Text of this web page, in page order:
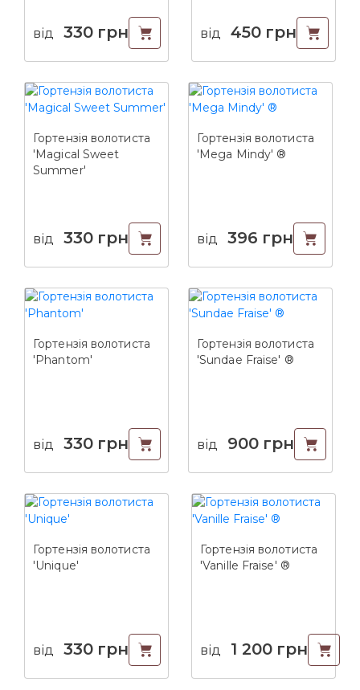
від 330 грн від 450 грн
Гортензія волотиста
'Magical Sweet
Summer'
від 330 грн
Гортензія волотиста
'Mega Mindy' ®
від 396 грн
Гортензія волотиста
'Phantom'
від 330 грн
Гортензія волотиста
'Sundae Fraise' ®
від 900 грн
Гортензія волотиста
'Unique'
від 330 грн
Гортензія волотиста
'Vanille Fraise' ®
від 1 200 грн